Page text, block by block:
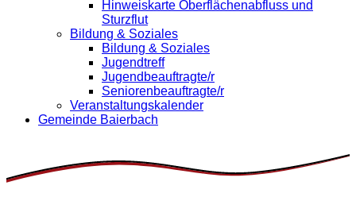
Hinweiskarte Oberflächenabfluss und
Sturzflut
Bildung & Soziales
Bildung & Soziales
Jugendtreff
Jugendbeauftragte/r
Seniorenbeauftragte/r
Veranstaltungskalender
Gemeinde Baierbach